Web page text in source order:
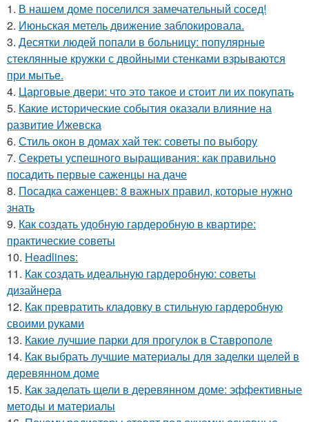
1. В нашем доме поселился замечательный сосед!
2. Июньская метель движение заблокировала.
3. Десятки людей попали в больницу: популярные
стеклянные кружки с двойными стенками взрываются
при мытье.
4. Царговые двери: что это такое и стоит ли их покупать
5. Какие исторические события оказали влияние на
развитие Ижевска
6. Стиль окон в домах хай тек: советы по выбору
7. Секреты успешного выращивания: как правильно
посадить первые саженцы на даче
8. Посадка саженцев: 8 важных правил, которые нужно
знать
9. Как создать удобную гардеробную в квартире:
практические советы
10. Headlines:
11. Как создать идеальную гардеробную: советы
дизайнера
12. Как превратить кладовку в стильную гардеробную
своими руками
13. Какие лучшие парки для прогулок в Ставрополе
14. Как выбрать лучшие материалы для заделки щелей в
деревянном доме
15. Как заделать щели в деревянном доме: эффективные
методы и материалы